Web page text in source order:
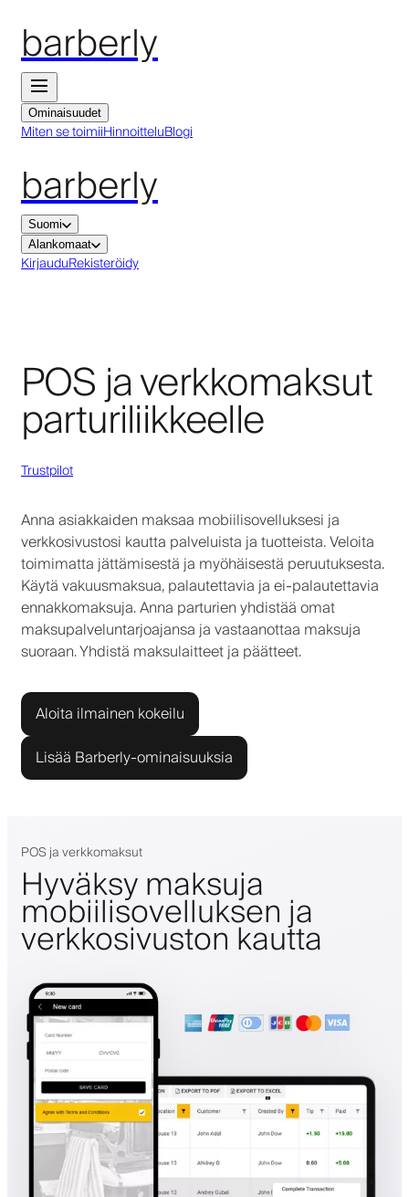
barberly
Ominaisuudet
Miten se toimiiHinnoitteluBlogi
barberly
Suomi
Alankomaat
KirjauduRekisteröidy
POS ja verkkomaksut
parturiliikkeelle
Trustpilot
Anna asiakkaiden maksaa mobiilisovelluksesi ja
verkkosivustosi kautta palveluista ja tuotteista. Veloita
toimimatta jättämisestä ja myöhäisestä peruutuksesta.
Käytä vakuusmaksua, palautettavia ja ei-palautettavia
ennakkomaksuja. Anna parturien yhdistää omat
maksupalveluntarjoajansa ja vastaanottaa maksuja
suoraan. Yhdistä maksulaitteet ja päätteet.
Aloita ilmainen kokeilu
Lisää Barberly-ominaisuuksia
POS ja verkkomaksut
Hyväksy maksuja
mobiilisovelluksen ja
verkkosivuston kautta